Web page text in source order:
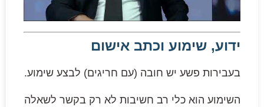
ידוע, שימוע וכתב אישום
בעבירות פשע יש חובה (עם חריגים) לבצע שימוע.
השימוע הוא כלי רב חשיבות לא רק בקשר לשאלה